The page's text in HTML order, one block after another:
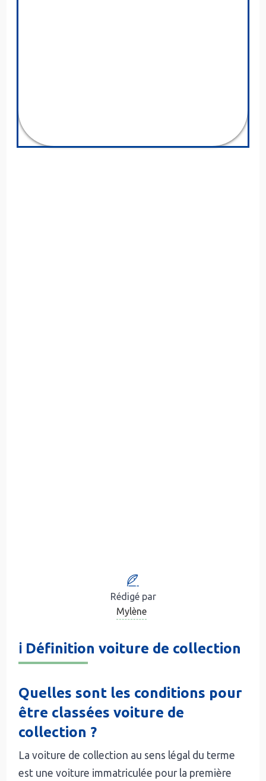
Rédigé par
Mylène
ℹ️ Définition voiture de collection
Quelles sont les conditions pour
être classées voiture de
collection ?
La voiture de collection au sens légal du terme
est une voiture immatriculée pour la première